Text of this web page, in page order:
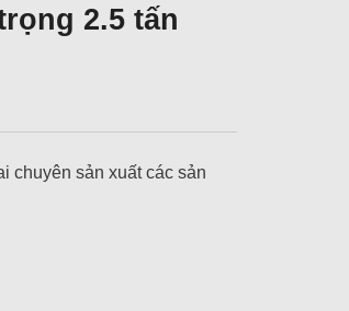
2.5 tấn
chuyên sản xuất các sản